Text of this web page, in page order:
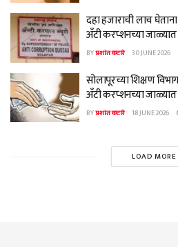
दहा हजाराची लाच
अँटी करप्शनच्या जाळ्यात
BYप्रशांत कटारे 30 JUNE 2026
सोलापूरच्या शिक्षण
अँटी करप्शनच्या
BYप्रशांत कटारे 18 JUNE 2026
LOAD MORE